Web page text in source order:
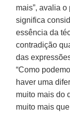
mais”, avalia
significa
essência da
contradição
das
“Como
haver uma
muito mais do
muito mais